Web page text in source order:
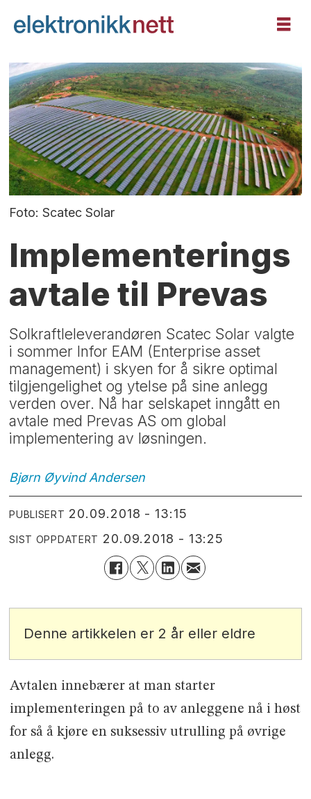
Foto: Scatec Solar
Implementerings
avtale til Prevas
Solkraftleleverandøren Scatec Solar valgte
i sommer Infor EAM (Enterprise asset
management) i skyen for å sikre optimal
tilgjengelighet og ytelse på sine anlegg
verden over. Nå har selskapet inngått en
avtale med Prevas AS om global
implementering av løsningen.
Bjørn Øyvind Andersen
PUBLISERT 20.09.2018 - 13:15
SIST OPPDATERT 20.09.2018 - 13:25
Denne artikkelen er 2 år eller eldre
Avtalen innebærer at man starter
implementeringen på to av anleggene nå i høst
for så å kjøre en suksessiv utrulling på øvrige
anlegg.